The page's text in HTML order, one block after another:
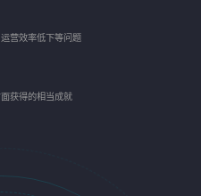
营效率低下等问题
获得的相当成就